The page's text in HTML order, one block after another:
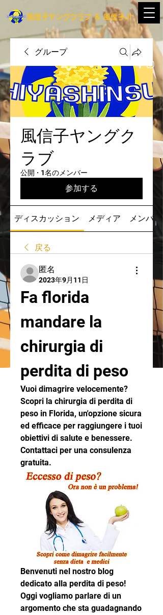
​風信子ヤングクラブ＆ ​風信子Jr
グループ
風信子ヤングク
ラブ
公開 · 1名のメンバー
参加する
ディスカッション メディア メンバー
戻る
匿名
2023年9月11日
Fa florida
mandare la
chirurgia di
perdita di peso
Vuoi dimagrire velocemente?
Scopri la chirurgia di perdita di
peso in Florida, un'opzione sicura
ed efficace per raggiungere i tuoi
obiettivi di salute e benessere.
Contattaci per una consulenza
gratuita.
Benvenuti nel nostro blog
dedicato alla perdita di peso!
Oggi vogliamo parlare di un
argomento che sta guadagnando